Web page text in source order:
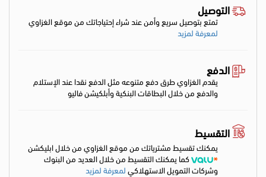
التوصيل
تمتع بتوصيل سريع وأمن عند شراء إحتياجاتك من موقع الغزاوي
لمعرفة لمزيد
الدفع
يقدم الغزاوي طرق دفع متنوعه مثل الدفع نقدا عند الإستلام
والدفع من خلال البطاقات البنكية وأبلكيشن فاليو
التقسيط
يمكنك تقسيط مشترياتك من موقع الغزاوي من خلال ابليكشن
كما يمكنك التقسيط من خلال العديد من البنوك
وشركات التمويل الاستهلاكيلمعرفة لمزيد